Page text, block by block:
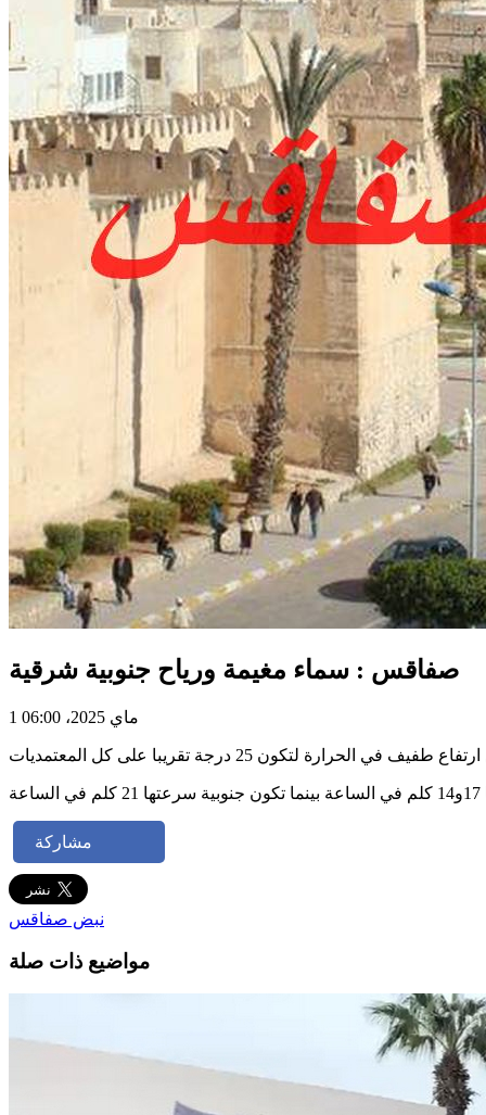
صفاقس : سماء مغيمة ورياح جنوبية شرقية
1 ماي 2025، 06:00
لتكون 25 درجة تقريبا على كل المعتمديات
مشاركة
نبض صفاقس
مواضيع ذات صلة